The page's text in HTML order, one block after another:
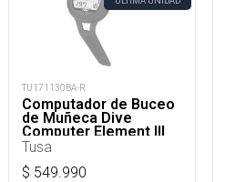
TU171130BA-R
Computador de Buceo
de Muñeca Dive
Computer Element III
Tusa
$ 549.990